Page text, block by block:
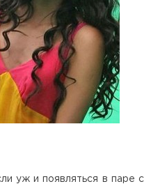
уж и появляться в паре с